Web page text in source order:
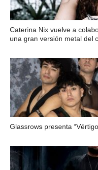
Caterina Nix vuelve a
una gran versión metal del
Glassrows presenta